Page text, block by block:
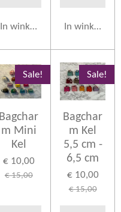
In winkelwagen In
Sale!
Bagchar
m Mini
Kel
€ 10,00
€ 15,00
Sale!
Bagchar
m Kel
5,5 cm -
6,5 cm
€ 10,00
€ 15,00